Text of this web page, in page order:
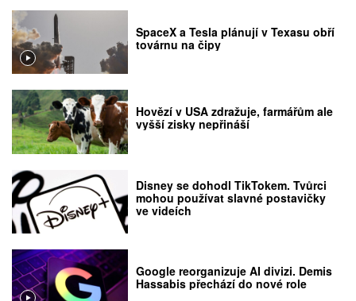
SpaceX a Tesla plánují v Texasu obří
továrnu na čipy
Hovězí v USA zdražuje, farmářům ale
vyšší zisky nepřináší
Disney se dohodl TikTokem. Tvůrci
mohou používat slavné postavičky
ve videích
Google reorganizuje AI divizi. Demis
Hassabis přechází do nové role